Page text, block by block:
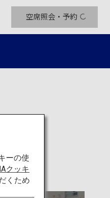
空席照会・予約
ーの使
クッキ
くため